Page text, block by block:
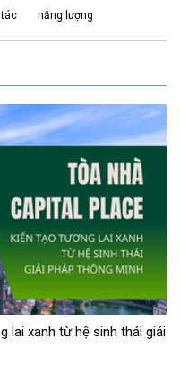
tác năng lượng
lai xanh từ hệ sinh thái giải